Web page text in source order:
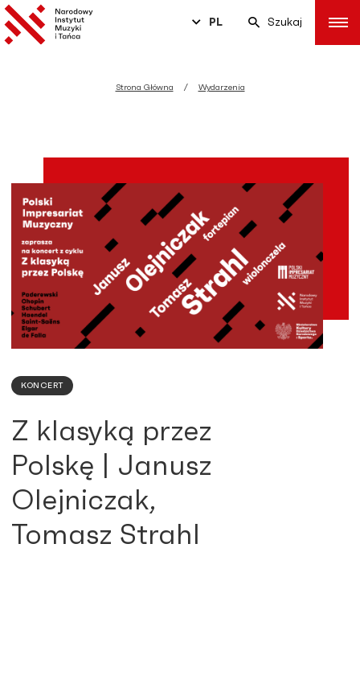
PL Szukaj
Strona Główna Wydarzenia
KONCERT
Z klasyką przez
Polskę | Janusz
Olejniczak,
Tomasz Strahl